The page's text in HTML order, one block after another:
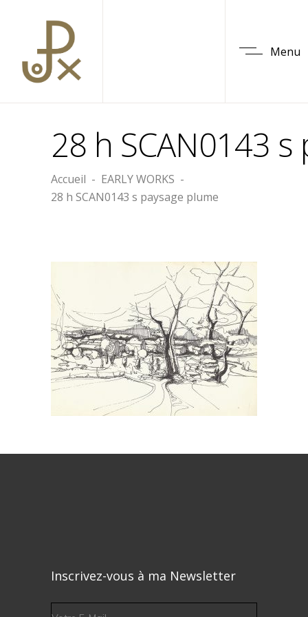
Menu
28 h SCAN0143
Accueil - EARLY WORKS -
28 h SCAN0143 s paysage plume
Inscrivez-vous à ma Newsletter